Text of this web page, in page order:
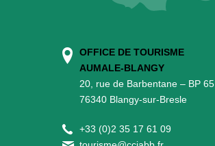
OFFICE DE TOURISME
AUMALE-BLANGY
20, rue de Barbentane – BP 65
76340 Blangy-sur-Bresle
+33 (0)2 35 17 61 09